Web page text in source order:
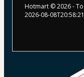
Hotmart ©2026-
2026-08-